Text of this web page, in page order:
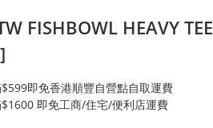
FISHBOWL HEAVY TEE
即免香港順豐自營點自取運費
即免工商/住宅/便利店運費